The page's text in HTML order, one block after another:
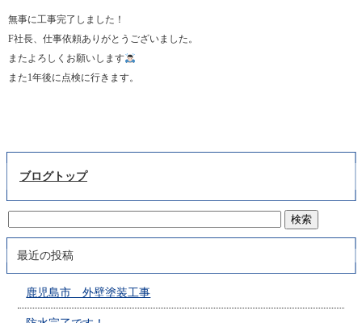
無事に工事完了しました！
F社長、仕事依頼ありがとうございました。
またよろしくお願いします
また1年後に点検に行きます。
ブログトップ
最近の投稿
鹿児島市 外壁塗装工事